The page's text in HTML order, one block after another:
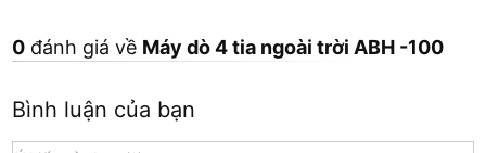
0 đánh giá về Máy dò 4 tia ngoài trời ABH -100
Bình luận của bạn